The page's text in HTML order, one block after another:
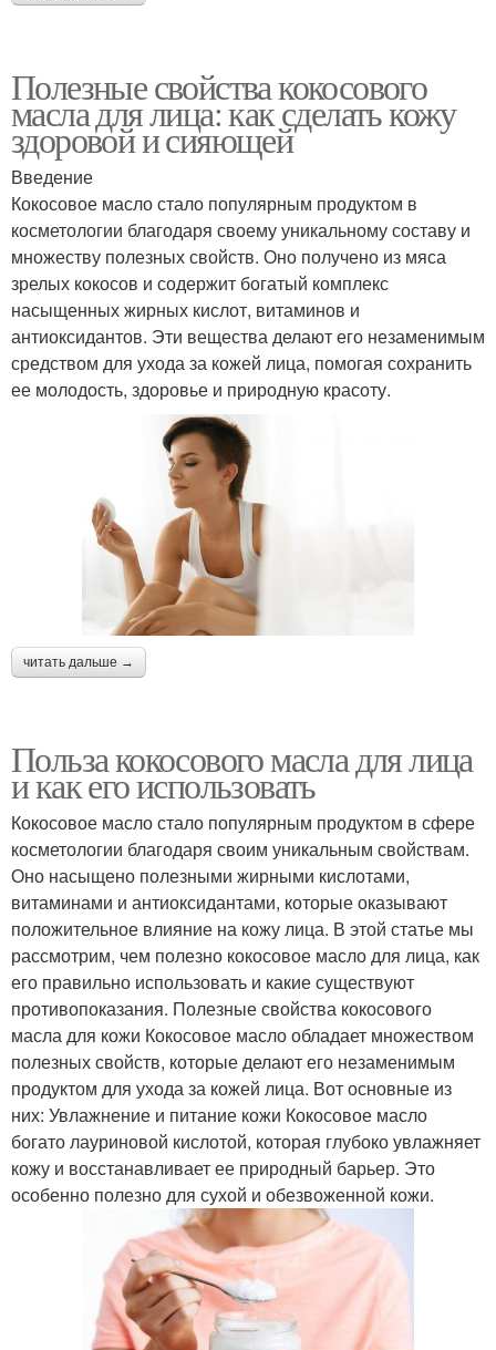
Полезные свойства кокосового
масла для лица: как сделать кожу
здоровой и сияющей
Введение
Кокосовое масло стало популярным продуктом в
косметологии благодаря своему уникальному составу и
множеству полезных свойств. Оно получено из мяса
зрелых кокосов и содержит богатый комплекс
насыщенных жирных кислот, витаминов и
антиоксидантов. Эти вещества делают его незаменимым
средством для ухода за кожей лица, помогая сохранить
ее молодость, здоровье и природную красоту.
читать дальше →
Польза кокосового масла для лица
и как его использовать
Кокосовое масло стало популярным продуктом в сфере
косметологии благодаря своим уникальным свойствам.
Оно насыщено полезными жирными кислотами,
витаминами и антиоксидантами, которые оказывают
положительное влияние на кожу лица. В этой статье мы
рассмотрим, чем полезно кокосовое масло для лица, как
его правильно использовать и какие существуют
противопоказания. Полезные свойства кокосового
масла для кожи Кокосовое масло обладает множеством
полезных свойств, которые делают его незаменимым
продуктом для ухода за кожей лица. Вот основные из
них: Увлажнение и питание кожи Кокосовое масло
богато лауриновой кислотой, которая глубоко увлажняет
кожу и восстанавливает ее природный барьер. Это
особенно полезно для сухой и обезвоженной кожи.